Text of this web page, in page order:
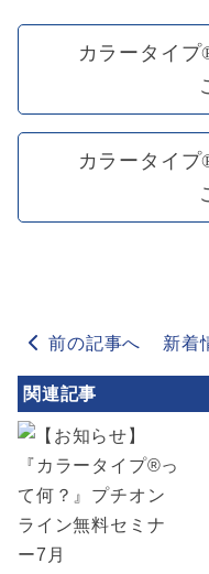
カラータイ
カラータイ
前の記事へ 新着
関連記事